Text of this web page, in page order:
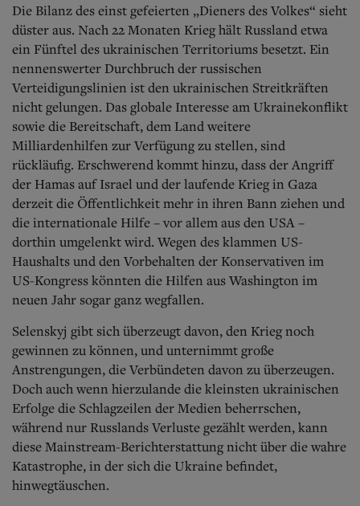
Abo Prämien
Archiv
Mediadaten
Kontakt
Impressum
Datenschutz
Die Bilanz des einst gefeierten „Dieners des Volkes“ sieht
düster aus. Nach 22 Monaten Krieg hält Russland etwa
ein Fünftel des ukrainischen Territoriums besetzt. Ein
nennenswerter Durchbruch der russischen
Verteidigungslinien ist den ukrainischen Streitkräften
nicht gelungen. Das globale Interesse am Ukrainekonflikt
sowie die Bereitschaft, dem Land weitere
Milliardenhilfen zur Verfügung zu stellen, sind
rückläufig. Erschwerend kommt hinzu, dass der Angriff
der Hamas auf Israel und der laufende Krieg in Gaza
derzeit die Öffentlichkeit mehr in ihren Bann ziehen und
die internationale Hilfe – vor allem aus den USA –
dorthin umgelenkt wird. Wegen des klammen US-
Haushalts und den Vorbehalten der Konservativen im
US-Kongress könnten die Hilfen aus Washington im
neuen Jahr sogar ganz wegfallen.
Selenskyj gibt sich überzeugt davon, den Krieg noch
gewinnen zu können, und unternimmt große
Anstrengungen, die Verbündeten davon zu überzeugen.
Doch auch wenn hierzulande die kleinsten ukrainischen
Erfolge die Schlagzeilen der Medien beherrschen,
während nur Russlands Verluste gezählt werden, kann
diese Mainstream-Berichterstattung nicht über die wahre
Katastrophe, in der sich die Ukraine befindet,
hinwegtäuschen.